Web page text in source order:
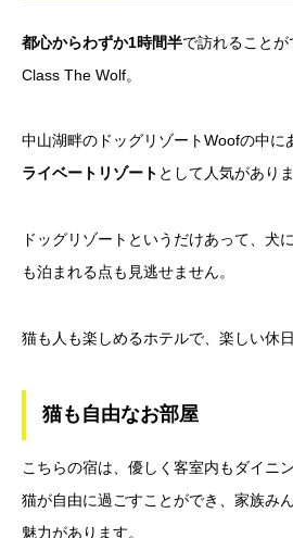
都心からわずか1時間半で訪れること
Class The Wolf。
中山湖畔のドッグリゾートWoofの中に
ライベートリゾート として人気がありま
ドッグリゾートというだけあって、犬
も泊まれる点も見逃せません。
猫も人も楽しめるホテルで、楽しい休
猫も自由なお部屋
こちらの宿は、優しく客室内もダイニ
猫が自由に過ごすことができ、家族み
魅力があります。